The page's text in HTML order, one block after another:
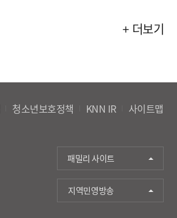
+ 더보기
청소년보호정책 KNN IR 사이트맵
패밀리 사이트
지역민영방송